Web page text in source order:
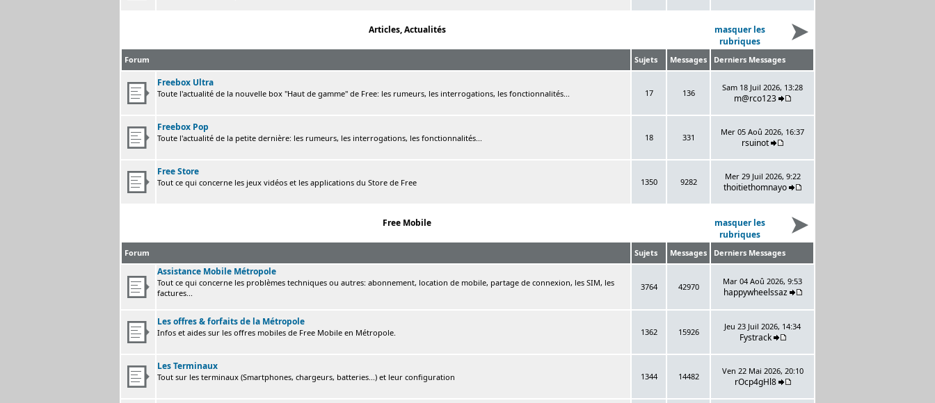
Articles, Actualités
masquer les
rubriques
Forum Sujets Messages Derniers Messages
Freebox Ultra
Toute l'actualité de la nouvelle box "Haut de gamme" de Free: les rumeurs, les interrogations, les fonctionnalités... 17 136
Sam 18 Juil 2026, 13:28
m@rco123
Freebox Pop
Toute l'actualité de la petite dernière: les rumeurs, les interrogations, les fonctionnalités... 18 331
Mer 05 Aoû 2026, 16:37
rsuinot
Free Store
Tout ce qui concerne les jeux vidéos et les applications du Store de Free 1350 9282
Mer 29 Juil 2026, 9:22
thoitiethomnayo
Free Mobile
masquer les
rubriques
Forum Sujets Messages Derniers Messages
Assistance Mobile Métropole
Tout ce qui concerne les problèmes techniques ou autres: abonnement, location de mobile, partage de connexion, les SIM, les
factures...
3764 42970
Mar 04 Aoû 2026, 9:53
happywheelssaz
Les offres & forfaits de la Métropole
Infos et aides sur les offres mobiles de Free Mobile en Métropole. 1362 15926
Jeu 23 Juil 2026, 14:34
Fystrack
Les Terminaux
Tout sur les terminaux (Smartphones, chargeurs, batteries...) et leur configuration 1344 14482
Ven 22 Mai 2026, 20:10
rOcp4gHl8